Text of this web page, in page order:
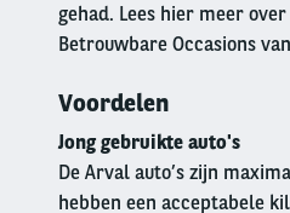
gehad. Lees hier meer
Betrouwbare Occasions
Voordelen
Jong gebruikte auto's
De Arval auto’s zijn
hebben een acceptabele